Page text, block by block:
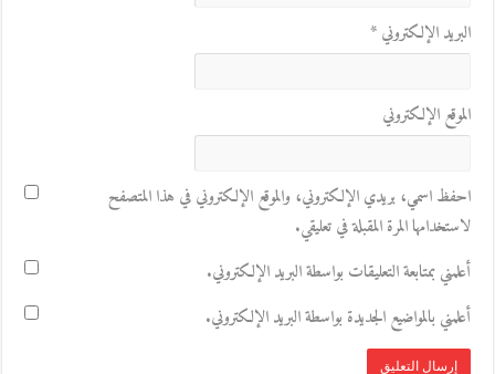
البريد الإلكتروني*
الموقع الإلكتروني
احفظ اسمي، بريدي الإلكتروني، والموقع الإلكتروني في هذا المتصفح
لاستخدامها المرة المقبلة في تعليقي.
أعلمني بمتابعة التعليقات بواسطة البريد الإلكتروني.
أعلمني بالمواضيع الجديدة بواسطة البريد الإلكتروني.